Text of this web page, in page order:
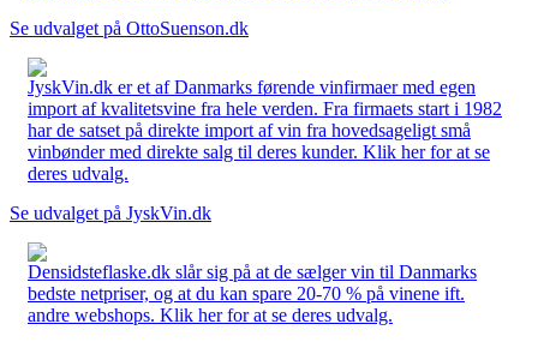
Se udvalget på OttoSuenson.dk
JyskVin.dk er et af Danmarks førende vinfirmaer med egen
import af kvalitetsvine fra hele verden. Fra firmaets start i 1982
har de satset på direkte import af vin fra hovedsageligt små
vinbønder med direkte salg til deres kunder. Klik her for at se
deres udvalg.
Se udvalget på JyskVin.dk
Densidsteflaske.dk slår sig på at de sælger vin til Danmarks
bedste netpriser, og at du kan spare 20-70 % på vinene ift.
andre webshops. Klik her for at se deres udvalg.